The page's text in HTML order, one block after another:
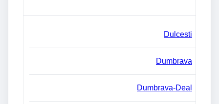
Dulcesti
Dumbrava
Dumbrava-Deal